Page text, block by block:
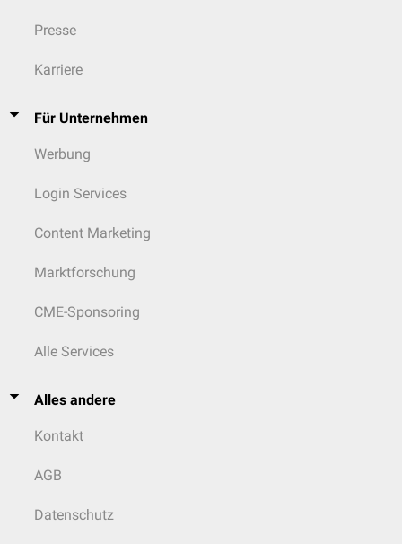
Presse
Karriere
Für Unternehmen
Werbung
Login Services
Content Marketing
Marktforschung
CME-Sponsoring
Alle Services
Alles andere
Kontakt
AGB
Datenschutz